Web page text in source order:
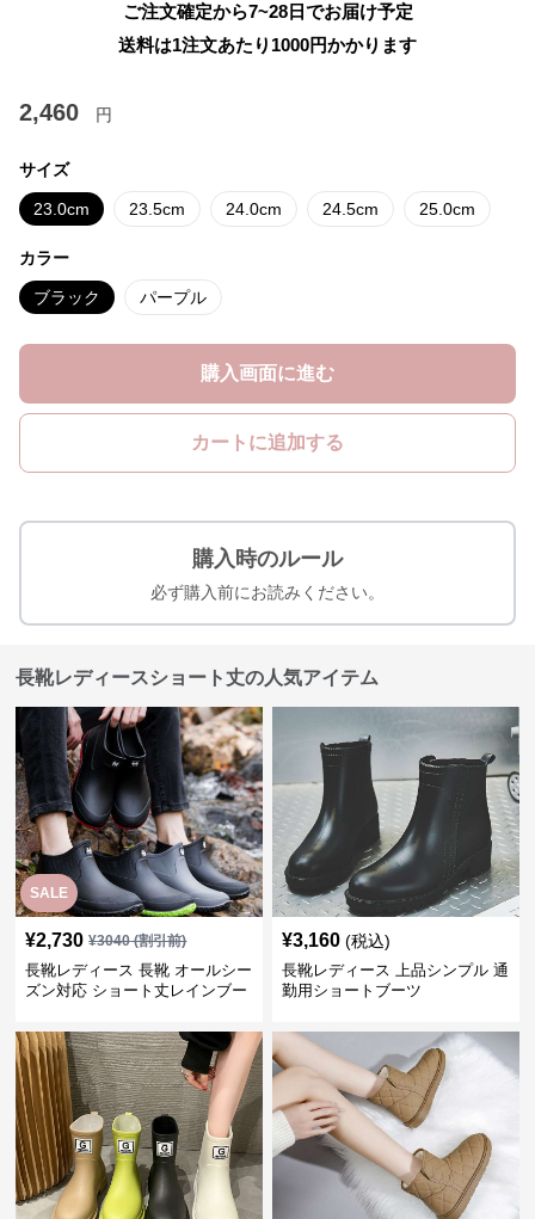
ご注文確定から7~28日でお届け予定
送料は1注文あたり 1000円かかります
2,460 円
サイズ
23.0cm 23.5cm 24.0cm 24.5cm 25.0cm
カラー
ブラック パープル
購入画面に進む
カートに追加する
購入時のルール
必ず購入前にお読みください。
長靴レディースショート丈の人気アイテム
SALE
¥2,730 ¥3040(割引前)
長靴レディース 長靴 オールシー
ズン対応 ショート丈レインブー
¥3,160 (税込)
長靴レディース 上品シンプル 通
勤用ショートブーツ